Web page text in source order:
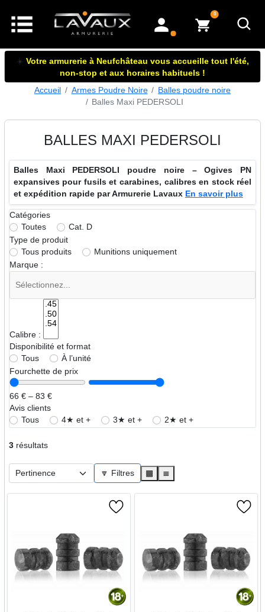
mon compte
0articles dans le panier
☀️ Votre armurerie à Neufchâteau vous accueille tout l'été,
non-stop et aux horaires habituels !
Accueil
Armes Poudre Noire
Balles poudre noire
Balles Maxi PEDERSOLI
BALLES MAXI PEDERSOLI
Balles Maxi PEDERSOLI poudre noire – Ogives PN
expansives pour fusils et carabines, calibres en stock réel
et expédition rapide par Armurerie Lavaux En savoir plus
Catégories
Toutes
Cat. D
Type de produit
Tous produits
Munitions uniquement
Marque :
Calibre :
Disponibilité et format
Tous
À l’unité
Fourchette de prix
66 € – 83 €
Avis clients
Tous
4★ et + 3★ et + 2★ et +
3résultats
🔽 Filtres ▦ ≣